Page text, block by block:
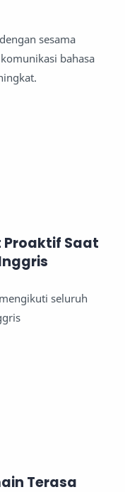
sesama
bahasa
Saat
seluruh
Terasa